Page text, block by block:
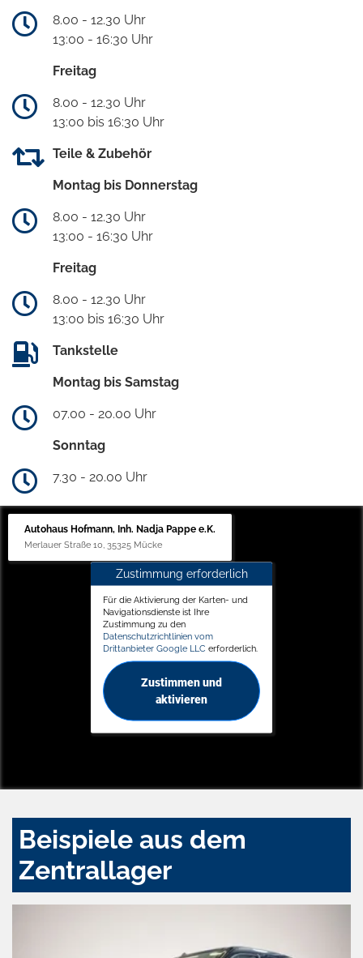
8.00 - 12.30 Uhr
13:00 - 16:30 Uhr
Freitag
8.00 - 12.30 Uhr
13:00 bis 16:30 Uhr
Teile & Zubehör
Montag bis Donnerstag
8.00 - 12.30 Uhr
13:00 - 16:30 Uhr
Freitag
8.00 - 12.30 Uhr
13:00 bis 16:30 Uhr
Tankstelle
Montag bis Samstag
07.00 - 20.00 Uhr
Sonntag
7.30 - 20.00 Uhr
Autohaus Hofmann, Inh. Nadja Pappe e.K.
Merlauer Straße 10, 35325 Mücke
Zustimmung erforderlich
Für die Aktivierung der Karten- und
Navigationsdienste ist Ihre
Zustimmung zu den
Datenschutzrichtlinien vom
Drittanbieter Google LLC erforderlich.
Zustimmen und
aktivieren
Beispiele aus dem
Zentrallager